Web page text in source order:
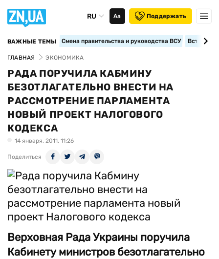
RU Аа Поддержать
ВАЖНЫЕ ТЕМЫ Смена правительства и руководства ВСУ
ГЛАВНАЯ ЭКОНОМИКА
РАДА ПОРУЧИЛА КАБМИНУ
БЕЗОТЛАГАТЕЛЬНО ВНЕСТИ НА
РАССМОТРЕНИЕ ПАРЛАМЕНТА
НОВЫЙ ПРОЕКТ НАЛОГОВОГО
КОДЕКСА
14 января, 2011, 11:26
Поделиться
Верховная Рада Украины поручила
Кабинету министров безотлагательно